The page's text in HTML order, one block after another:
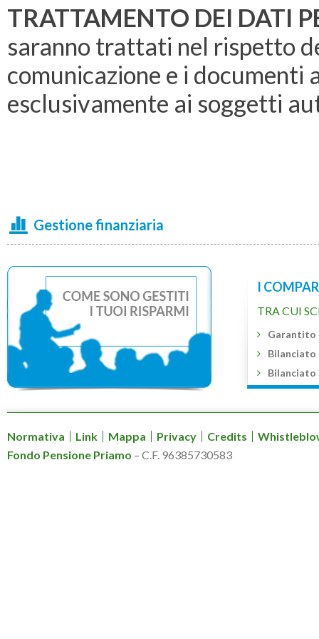
TRATTAMENTO DEI DATI
saranno trattati nel rispetto
comunicazione e i
esclusivamente ai soggetti
Gestione finanziaria
I
TRA CUI
Garantito
Bilanciato
Bilanciato
Normativa Link Mappa Privacy Credits
Fondo Pensione Priamo – C.F. 96385730583